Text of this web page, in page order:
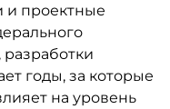
и проектные
разработки
годы, за которые
на уровень